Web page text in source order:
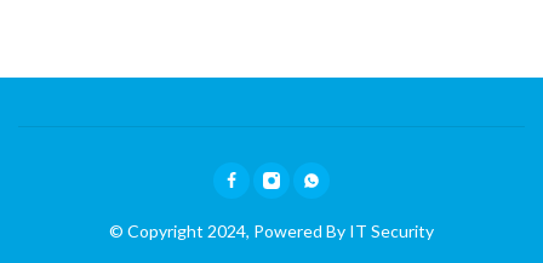
© Copyright 2024, Powered By IT Security